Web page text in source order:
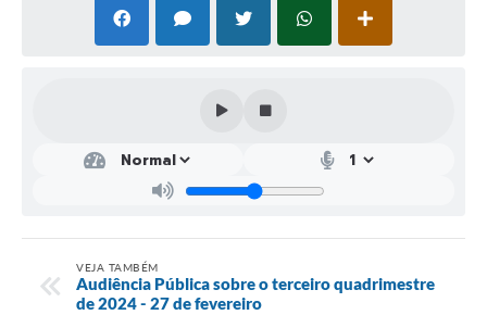
VEJA TAMBÉM
Audiência Pública sobre o terceiro quadrimestre
de 2024 - 27 de fevereiro